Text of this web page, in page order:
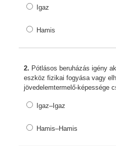
Igaz
Hamis
2. Pótlásos beruházás igény
eszköz fizikai fogyása vagy
jövedelemtermelő-képessége
Igaz–Igaz
Hamis–Hamis